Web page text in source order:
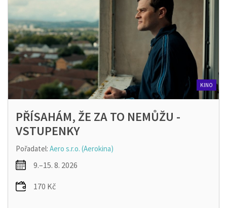
PŘÍSAHÁM, ŽE ZA TO NEMŮŽU -
VSTUPENKY
Pořadatel: Aero s.r.o. (Aerokina)
9.–15. 8. 2026
170 Kč
KINO